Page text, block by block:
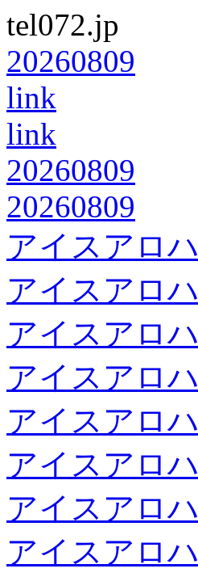
tel072.jp
20260809
link
link
20260809
20260809
アイスアロハ
アイスアロハ
アイスアロハ
アイスアロハ
アイスアロハ
アイスアロハ
アイスアロハ
アイスアロハ